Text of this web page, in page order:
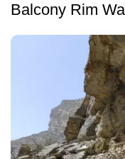
Balcony Rim